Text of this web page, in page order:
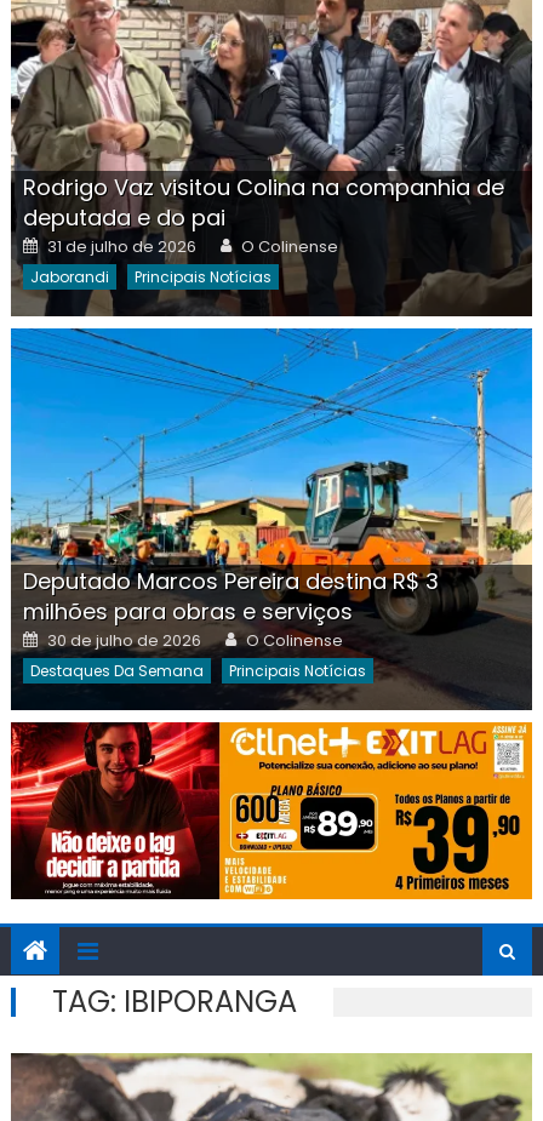
Rodrigo Vaz visitou Colina na companhia de
deputada e do pai
Posted
on
31 de julho de 2026 Author
O Colinense
Jaborandi Principais Notícias
Deputado Marcos Pereira destina R$ 3
milhões para obras e serviços
Posted
on
30 de julho de 2026 Author
O Colinense
Destaques Da Semana Principais Notícias
TAG: IBIPORANGA